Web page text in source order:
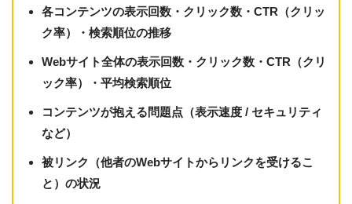
各コンテンツの表示回数・クリック数・CTR（クリッ
ク率）・検索順位の推移
Webサイト全体の表示回数・クリック数・CTR（クリ
ック率）・平均検索順位
コンテンツが抱える問題点（表示速度 / セキュリティ
など）
被リンク（他者のWebサイトからリンクを受けるこ
と）の状況